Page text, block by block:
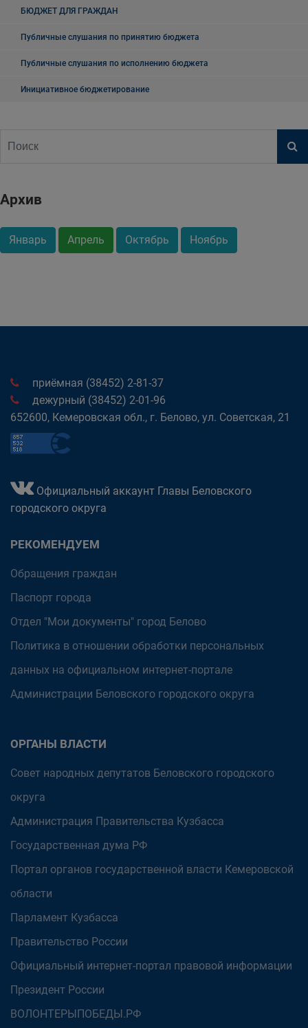
БЮДЖЕТ ДЛЯ ГРАЖДАН
Публичные слушания по принятию бюджета
Публичные слушания по исполнению бюджета
Инициативное бюджетирование
Архив
Январь Апрель Октябрь Ноябрь
приёмная (38452) 2-81-37
дежурный (38452) 2-01-96
652600, Кемеровская обл., г. Белово, ул. Советская, 21
Официальный аккаунт Главы Беловского
городского округа
РЕКОМЕНДУЕМ
Обращения граждан
Паспорт города
Отдел "Мои документы" город Белово
Политика в отношении обработки персональных
данных на официальном интернет-портале
Администрации Беловского городского округа
ОРГАНЫ ВЛАСТИ
Совет народных депутатов Беловского городского
округа
Администрация Правительства Кузбасса
Государственная дума РФ
Портал органов государственной власти Кемеровской
области
Парламент Кузбасса
Правительство России
Официальный интернет-портал правовой информации
Президент России
ВОЛОНТЕРЫПОБЕДЫ.РФ